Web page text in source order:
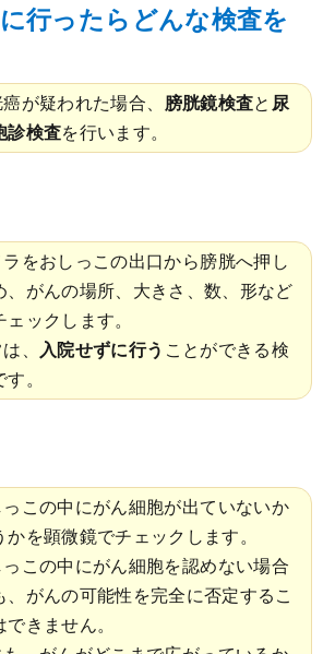
行ったらどんな検査を
が疑われた場合、 膀胱鏡検査と 尿
診検査を行います。
ラをおしっこの出口から膀胱へ押し
、がんの場所、大きさ、数、形など
ェックします。
、 入院せずに行う ことができる検
。
っこの中にがん細胞が出ていないか
かを顕微鏡でチェックします。
っこの中にがん細胞を認めない場合
、がんの可能性を完全に否定するこ
できません。